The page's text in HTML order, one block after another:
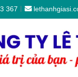
367